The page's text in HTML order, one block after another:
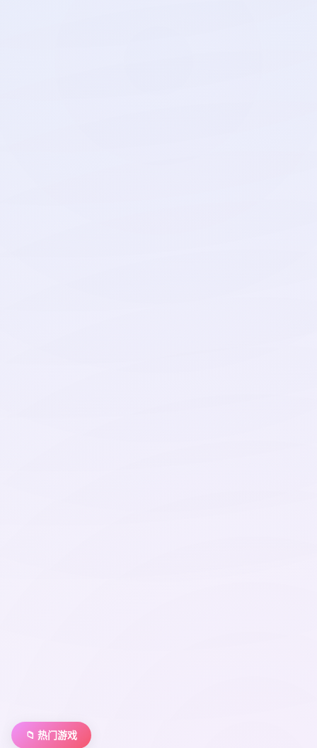
📁 热门游戏